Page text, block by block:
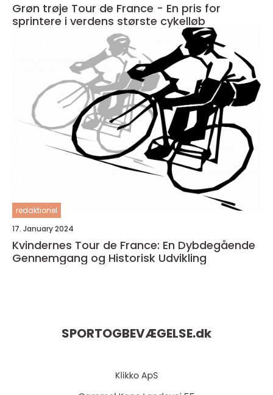
Grøn trøje Tour de France - En pris for
sprintere i verdens største cykelløb
redaktionel
17. January 2024
Kvindernes Tour de France: En Dybdegående
Gennemgang og Historisk Udvikling
SPORTOGBEVÆGELSE.dk